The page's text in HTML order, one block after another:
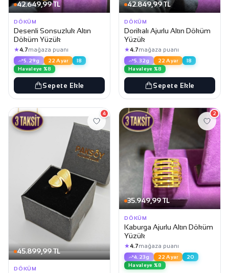
42.649,99 TL
DÖKÜM
Desenli Sonsuzluk Altın
Döküm Yüzük
★4.7mağaza puanı
5.29g 22 Ayar
18
Havaleye %8
Sepete Ekle
42.849,99 TL
DÖKÜM
Dorikalı Ajurlu Altın Döküm
Yüzük
★4.7mağaza puanı
5.32g 22 Ayar
18
Havaleye %8
Sepete Ekle
45.899,99 TL
4
DÖKÜM
35.949,99 TL
2
DÖKÜM
Kaburga Ajurlu Altın Döküm
Yüzük
★4.7mağaza puanı
4.23g 22 Ayar
20
Havaleye %8